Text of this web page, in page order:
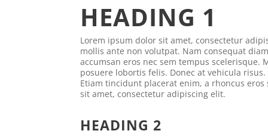
HEADING 1
Lorem ipsum dolor sit amet, consectetur
mollis ante non volutpat. Nam consequat
accumsan eros nec sem tempus scelerisque.
posuere lobortis felis. Donec at vehicula
Etiam tincidunt placerat enim, a rhoncus
sit amet, consectetur adipiscing elit.
HEADING 2